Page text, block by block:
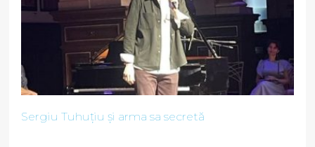
Sergiu Tuhuțiu și arma sa secretă